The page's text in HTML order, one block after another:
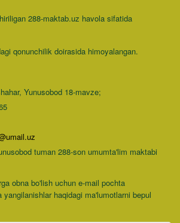
288-maktab.uz havola sifatida
qonunchilik doirasida himoyalangan.
Yunusobod 18-mavze;
tuman 288-son umumta'lim maktabi
obna bo'lish uchun e-mail pochta
haqidagi ma'lumotlarni bepul